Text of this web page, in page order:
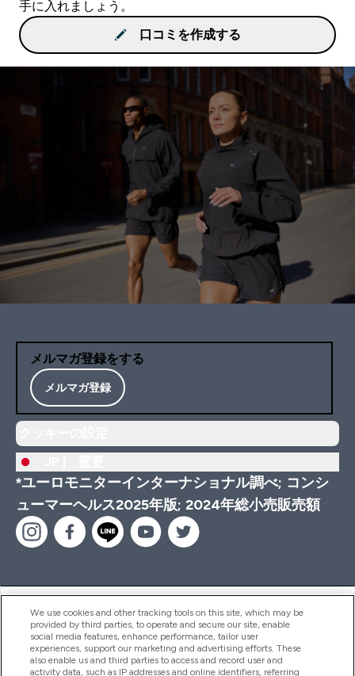
手に入れましょう。
口コミを作成する
メルマガ登録をする
メルマガ登録
*ユーロモニターインターナショナル調べ; コンシ
ューマーヘルス2025年版; 2024年総小売販売額
ヘルプ＆ガイド
商品について
We use cookies and other tracking tools on this site, which may be
provided by third parties, to operate and secure our site, enable
social media features, enhance performance, tailor user
experiences, support our marketing and advertising efforts. These
also enable us and third parties to access and record user and
activity data, such as IP addresses and online identifiers, referring